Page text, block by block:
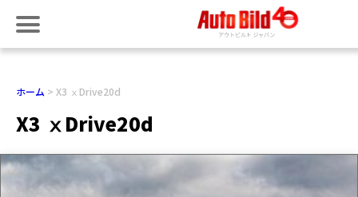
ホーム X3 ⅹDrive20d
X3 ⅹDrive20d